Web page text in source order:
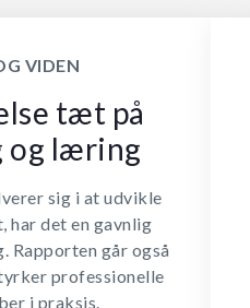
VIDEN
tæt på
og læring
sig i at udvikle
har det en gavnlig
Rapporten går også
professionelle
i praksis.